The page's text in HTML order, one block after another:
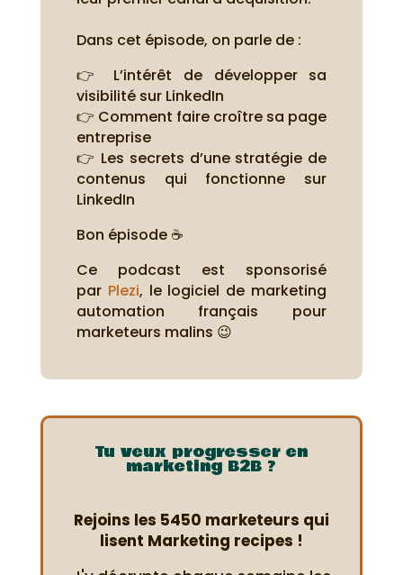
Dans cet épisode, on parle de :
👉 L’intérêt de développer sa
visibilité sur LinkedIn
👉 Comment faire croître sa page
entreprise
👉 Les secrets d’une stratégie de
contenus qui fonctionne sur
LinkedIn
Bon épisode ☕
Ce podcast est sponsorisé
par Plezi, le logiciel de marketing
automation français pour
marketeurs malins 😉
Tu veux progresser en
marketing B2B ?
Rejoins les 5450 marketeurs qui
lisent Marketing recipes !